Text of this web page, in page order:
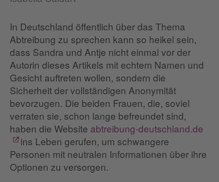
In Deutschland öffentlich über das Thema
Abtreibung zu sprechen kann so heikel sein,
dass Sandra und Antje nicht einmal vor der
Autorin dieses Artikels mit echtem Namen und
Gesicht auftreten wollen, sondern die
Sicherheit der vollständigen Anonymität
bevorzugen. Die beiden Frauen, die, soviel
verraten sie, schon lange befreundet sind,
haben die Website abtreibung-deutschland.de
ins Leben gerufen, um schwangere
Personen mit neutralen Informationen über ihre
Optionen zu versorgen.